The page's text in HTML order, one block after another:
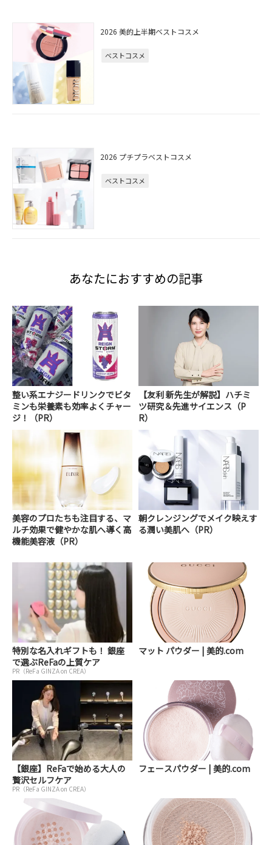
2026 美的上半期ベストコスメ
ベストコスメ
2026 プチプラベストコスメ
ベストコスメ
あなたにおすすめの記事
整い系エナジードリンクでビタ
ミンも栄養素も効率よくチャー
ジ！（PR）
【友利 新先生が解説】ハチミ
ツ研究＆先進サイエンス（P
R）
美容のプロたちも注目する、マ
ルチ効果で健やかな肌へ導く高
機能美容液（PR）
朝クレンジングでメイク映えす
る潤い美肌へ（PR）
特別な名入れギフトも！ 銀座
で選ぶReFaの上質ケア
PR（ReFa GINZA on CREA）
マット パウダー | 美的.com
【銀座】ReFaで始める大人の
贅沢セルフケア
PR（ReFa GINZA on CREA）
フェースパウダー | 美的.com